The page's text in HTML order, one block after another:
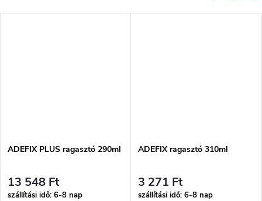
ADEFIX PLUS ragasztó 290ml
13 548 Ft
szállítási idő: 6-8 nap
ADEFIX ragasztó 310ml
3 271 Ft
szállítási idő: 6-8 nap